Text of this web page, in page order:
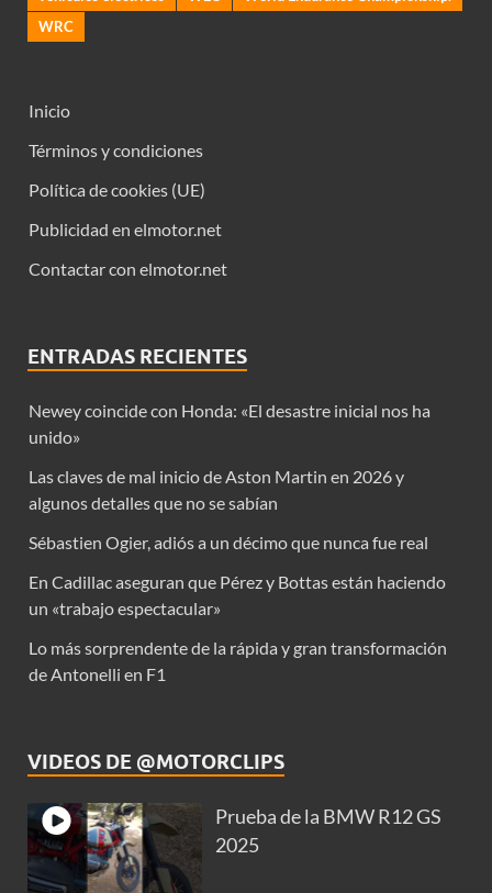
WRC
Inicio
Términos y condiciones
Política de cookies (UE)
Publicidad en elmotor.net
Contactar con elmotor.net
ENTRADAS RECIENTES
Newey coincide con Honda: «El desastre inicial nos ha
unido»
Las claves de mal inicio de Aston Martin en 2026 y
algunos detalles que no se sabían
Sébastien Ogier, adiós a un décimo que nunca fue real
En Cadillac aseguran que Pérez y Bottas están haciendo
un «trabajo espectacular»
Lo más sorprendente de la rápida y gran transformación
de Antonelli en F1
VIDEOS DE @MOTORCLIPS
Prueba de la BMW R12 GS
2025